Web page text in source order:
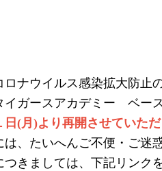
ロナウイルス感染拡大防止
イガースアカデミー ベー
日(月)より再開させていた
は、たいへんご不便・ご迷
つきましては、下記リンク